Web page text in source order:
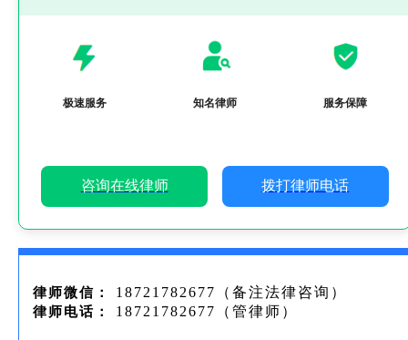
极速服务 知名律师 服务保障
咨询在线律师 拨打律师电话
律师微信： 18721782677（备注法律咨询）
律师电话： 18721782677（管律师）